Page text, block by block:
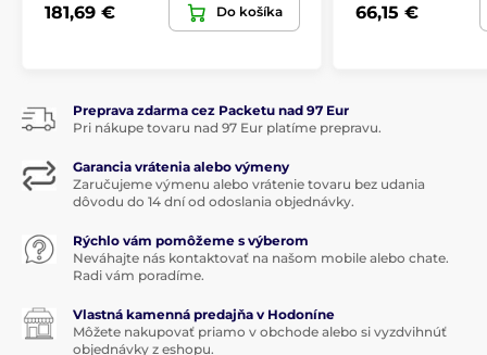
181,69 € Do košíka 66,15 €
Preprava zdarma cez Packetu nad 97 Eur
Pri nákupe tovaru nad 97 Eur platíme prepravu.
Garancia vrátenia alebo výmeny
Zaručujeme výmenu alebo vrátenie tovaru bez udania
dôvodu do 14 dní od odoslania objednávky.
Rýchlo vám pomôžeme s výberom
Neváhajte nás kontaktovať na našom mobile alebo chate.
Radi vám poradíme.
Vlastná kamenná predajňa v Hodoníne
Môžete nakupovať priamo v obchode alebo si vyzdvihnúť
objednávky z eshopu.